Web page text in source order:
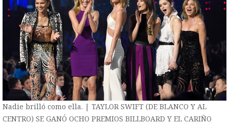
Nadie brilló como ella. | TAYLOR SWIFT (DE BLANCO Y AL
CENTRO) SE GANÓ OCHO PREMIOS BILLBOARD Y EL CARIÑO